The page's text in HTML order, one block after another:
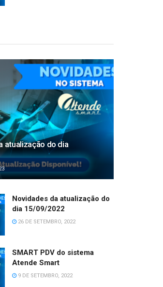
atualização do dia
Novidades da atualização do
dia 15/09/2022
26 DE SETEMBRO, 2022
SMART PDV do sistema
Atende Smart
9 DE SETEMBRO, 2022